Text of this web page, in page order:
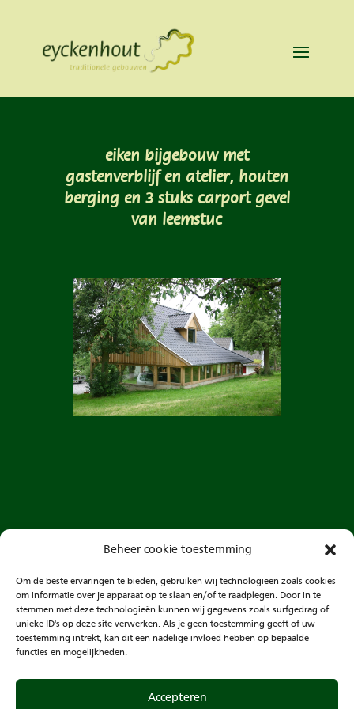
Beheer cookie toestemming
Om de beste ervaringen te bieden, gebruiken wij technologieën zoals cookies
om informatie over je apparaat op te slaan en/of te raadplegen. Door in te
stemmen met deze technologieën kunnen wij gegevens zoals surfgedrag of
unieke ID's op deze site verwerken. Als je geen toestemming geeft of uw
toestemming intrekt, kan dit een nadelige invloed hebben op bepaalde
functies en mogelijkheden.
Accepteren
eiken bijgebouw met
gastenverblijf en atelier, houten
berging en 3 stuks carport gevel
van leemstuc